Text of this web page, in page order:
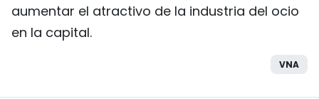
aumentar el atractivo de la industria del ocio
en la capital.
VNA